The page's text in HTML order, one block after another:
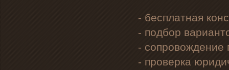
- бесплатная
- подбор
- сопровождение
- проверка